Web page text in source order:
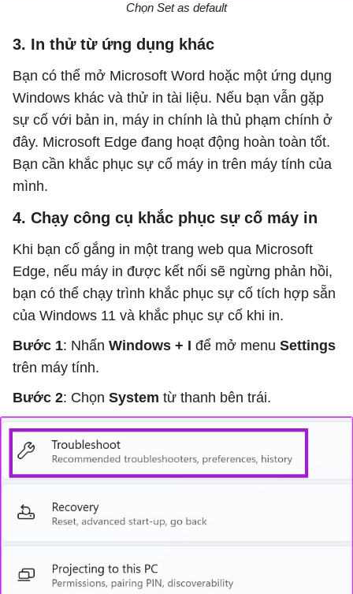
Chọn Set as default
3. In thử từ ứng dụng khác
Bạn có thể mở Microsoft Word hoặc một ứng dụng
Windows khác và thử in tài liệu. Nếu bạn vẫn gặp
sự cố với bản in, máy in chính là thủ phạm chính ở
đây. Microsoft Edge đang hoạt động hoàn toàn tốt.
Bạn cần khắc phục sự cố máy in trên máy tính của
mình.
4. Chạy công cụ khắc phục sự cố máy in
Khi bạn cố gắng in một trang web qua Microsoft
Edge, nếu máy in được kết nối sẽ ngừng phản hồi,
bạn có thể chạy trình khắc phục sự cố tích hợp sẵn
của Windows 11 và khắc phục sự cố khi in.
Bước 1: Nhấn Windows + I để mở menu Settings
trên máy tính.
Bước 2: Chọn System từ thanh bên trái.